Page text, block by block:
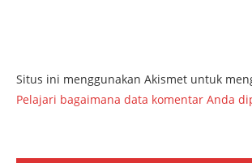
Situs ini menggunakan Akismet untuk
Pelajari bagaimana data komentar Anda